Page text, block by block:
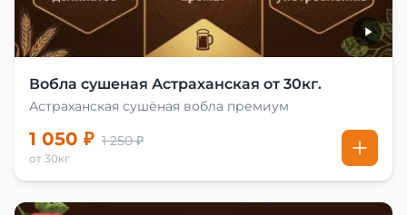
Вобла сушеная Астраханская от 30кг.
Астраханская сушёная вобла премиум
1 050 ₽ 1 250 ₽
от 30кг